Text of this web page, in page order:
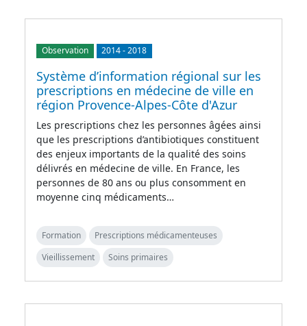
Observation 2014-2018
Système d’information régional sur les
prescriptions en médecine de ville en
région Provence-Alpes-Côte d'Azur
Les prescriptions chez les personnes âgées ainsi
que les prescriptions d’antibiotiques constituent
des enjeux importants de la qualité des soins
délivrés en médecine de ville. En France, les
personnes de 80 ans ou plus consomment en
moyenne cinq médicaments…
Formation
Prescriptions médicamenteuses
Vieillissement
Soins primaires